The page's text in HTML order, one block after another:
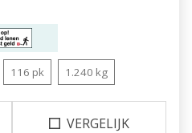
116 pk 1.240 kg
VERGELIJK